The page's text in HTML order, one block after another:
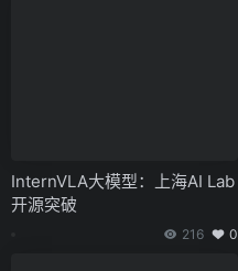
InternVLA大模型：上海AI Lab
开源突破
216 0